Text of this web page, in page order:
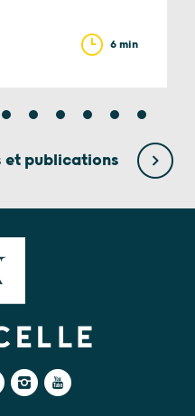
6 min
et publications